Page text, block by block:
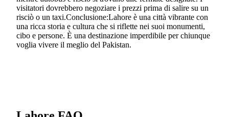
visitatori dovrebbero negoziare i prezzi prima di salire su un
risciò o un taxi.Conclusione:Lahore è una città vibrante con
una ricca storia e cultura che si riflette nei suoi monumenti,
cibo e persone. È una destinazione imperdibile per chiunque
voglia vivere il meglio del Pakistan.